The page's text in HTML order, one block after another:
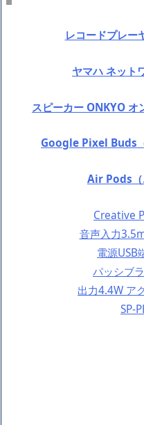
レコードプレー
ヤマハ ネット
スピーカー ONKYO オ
Google Pixel Buds（
Air Pods（
Creative
音声入力
電源USB
パッシブ
出力4.4W ア
SP-